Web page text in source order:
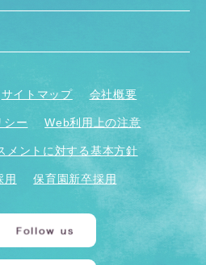
サイトマップ 会社概要
シー Web利用上の注意
メントに対する基本方針
用 保育園新卒採用